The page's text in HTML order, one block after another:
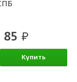
85 руб.
Купить